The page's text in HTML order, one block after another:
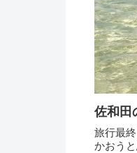
佐和田
旅行最
かおう